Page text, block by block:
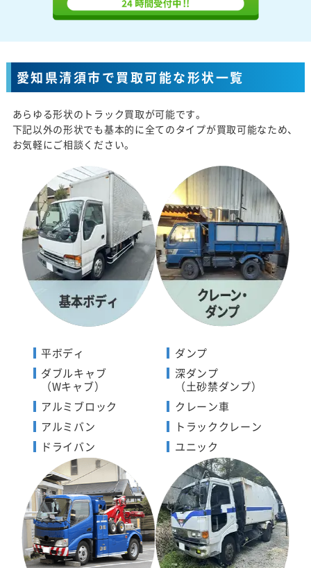
愛知県清須市で買取可能な形状一覧
あらゆる形状のトラック買取が可能です。
下記以外の形状でも基本的に全てのタイプが買取可能なため、
お気軽にご相談ください。
平ボディ
ダブルキャブ
（Wキャブ）
アルミブロック
アルミバン
ドライバン
ダンプ
深ダンプ
（土砂禁ダンプ）
クレーン車
トラッククレーン
ユニック